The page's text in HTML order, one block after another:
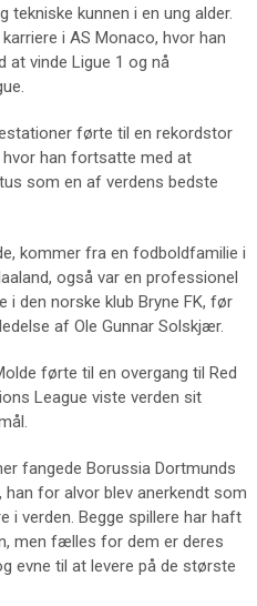
kunnen i en ung alder.
i AS Monaco, hvor han
at vinde Ligue 1 og nå
førte til en rekordstor
han fortsatte med at
som en af verdens bedste
kommer fra en fodboldfamilie i
også var en professionel
i den norske klub Bryne FK, før
af Ole Gunnar Solskjær.
førte til en overgang til Red
League viste verden sit
fangede Borussia Dortmunds
for alvor blev anerkendt som
i verden. Begge spillere har haft
men fælles for dem er deres
evne til at levere på de største